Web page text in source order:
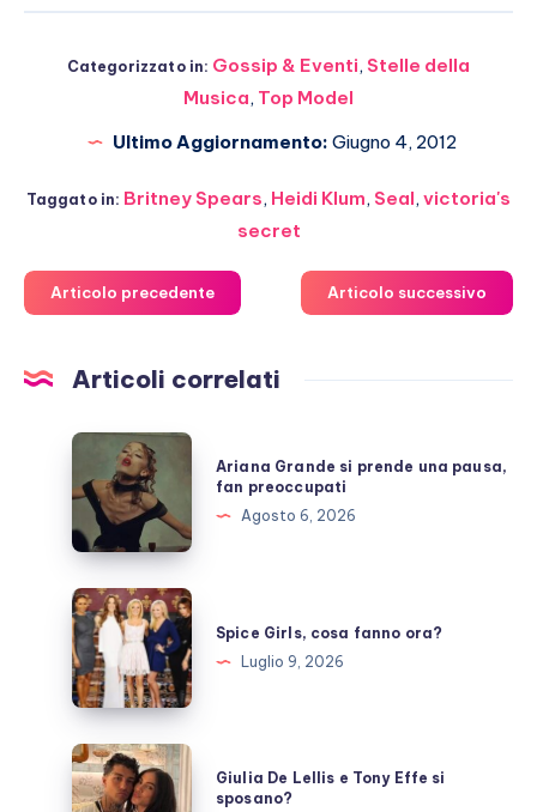
Categorizzato in: Gossip & Eventi, Stelle della
Musica, Top Model
Ultimo Aggiornamento: Giugno 4, 2012
Taggato in: Britney Spears, Heidi Klum, Seal,victoria's
secret
Articolo precedente Articolo successivo
Articoli correlati
Ariana
Grande
si
prende
una
pausa,
fan
preoccupati
Ariana Grande si prende una pausa,
fan preoccupati
Agosto 6, 2026
Spice
Girls,
cosa
fanno
ora?
Spice Girls, cosa fanno ora?
Luglio 9, 2026
Giulia
De
Giulia De Lellis e Tony Effe si
sposano?